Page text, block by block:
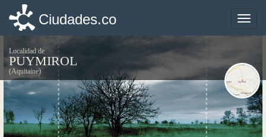
Toggle
Ciudades.co
Localidad de
PUYMIROL
(Aquitaine)
Toggle
Ciudades.co